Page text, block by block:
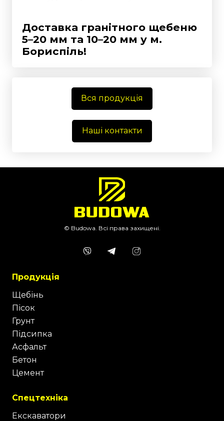
Доставка гранітного щебеню
5–20 мм та 10–20 мм у м.
Бориспіль!
Вся продукція
Наші контакти
© Budowa. Всі права захищені.
Продукція
Щебінь
Пісок
Грунт
Підсипка
Асфальт
Бетон
Цемент
Спецтехніка
Екскаватори